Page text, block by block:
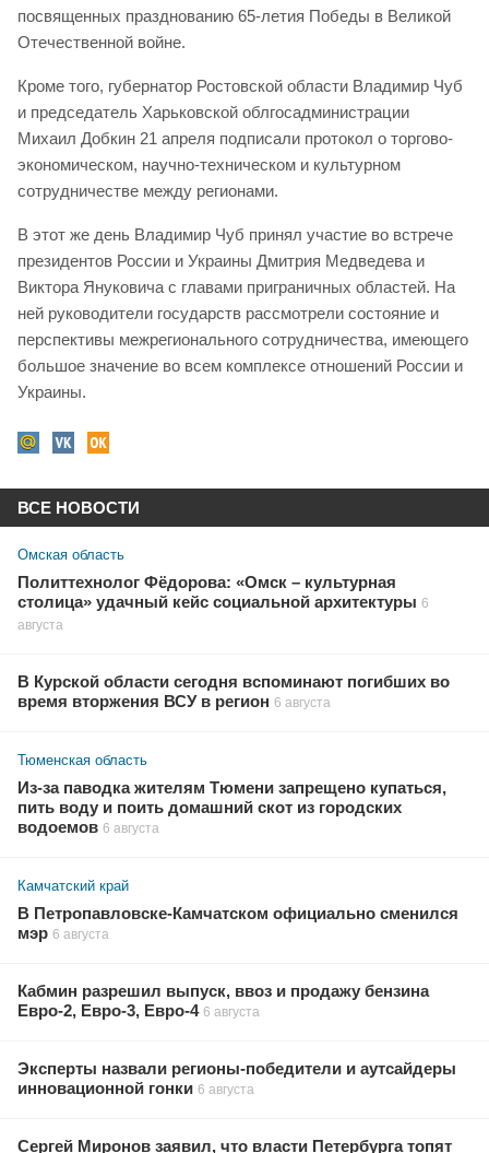
посвященных празднованию 65-летия Победы в Великой
Отечественной войне.
Кроме того, губернатор Ростовской области Владимир Чуб
и председатель Харьковской облгосадминистрации
Михаил Добкин 21 апреля подписали протокол о торгово-
экономическом, научно-техническом и культурном
сотрудничестве между регионами.
В этот же день Владимир Чуб принял участие во встрече
президентов России и Украины Дмитрия Медведева и
Виктора Януковича с главами приграничных областей. На
ней руководители государств рассмотрели состояние и
перспективы межрегионального сотрудничества, имеющего
большое значение во всем комплексе отношений России и
Украины.
ВСЕ НОВОСТИ
Омская область
Политтехнолог Фёдорова: «Омск – культурная
столица» удачный кейс социальной архитектуры 6
августа
В Курской области сегодня вспоминают погибших во
время вторжения ВСУ в регион 6 августа
Тюменская область
Из-за паводка жителям Тюмени запрещено купаться,
пить воду и поить домашний скот из городских
водоемов 6 августа
Камчатский край
В Петропавловске-Камчатском официально сменился
мэр 6 августа
Кабмин разрешил выпуск, ввоз и продажу бензина
Евро-2, Евро-3, Евро-4 6 августа
Эксперты назвали регионы-победители и аутсайдеры
инновационной гонки 6 августа
Сергей Миронов заявил, что власти Петербурга топят